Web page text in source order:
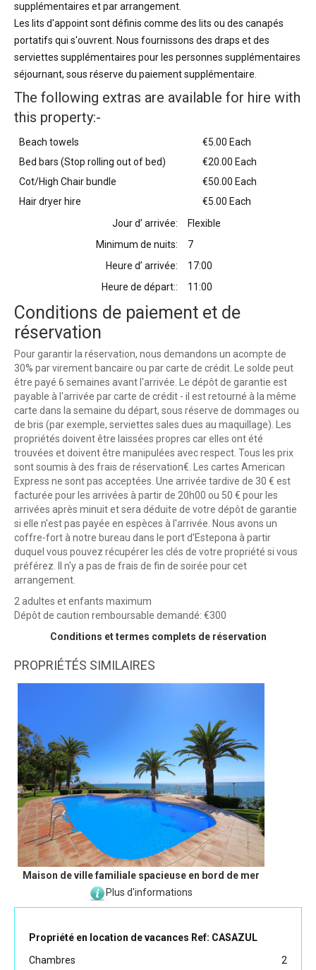
supplémentaires et par arrangement.
Les lits d'appoint sont définis comme des lits ou des canapés
portatifs qui s'ouvrent. Nous fournissons des draps et des
serviettes supplémentaires pour les personnes supplémentaires
séjournant, sous réserve du paiement supplémentaire.
The following extras are available for hire with
this property:-
Beach towels
€5.00 Each
Bed bars (Stop rolling out of bed)
€20.00 Each
Cot/High Chair bundle
€50.00 Each
Hair dryer hire
€5.00 Each
Jour d’ arrivée:
Flexible
Minimum de nuits:
7
Heure d’ arrivée:
17:00
Heure de départ::
11:00
Conditions de paiement et de
réservation
Pour garantir la réservation, nous demandons un acompte de
30% par virement bancaire ou par carte de crédit. Le solde peut
être payé 6 semaines avant l'arrivée. Le dépôt de garantie est
payable à l'arrivée par carte de crédit - il est retourné à la même
carte dans la semaine du départ, sous réserve de dommages ou
de bris (par exemple, serviettes sales dues au maquillage). Les
propriétés doivent être laissées propres car elles ont été
trouvées et doivent être manipulées avec respect. Tous les prix
sont soumis à des frais de réservation€. Les cartes American
Express ne sont pas acceptées. Une arrivée tardive de 30 € est
facturée pour les arrivées à partir de 20h00 ou 50 € pour les
arrivées après minuit et sera déduite de votre dépôt de garantie
si elle n'est pas payée en espèces à l'arrivée. Nous avons un
coffre-fort à notre bureau dans le port d'Estepona à partir
duquel vous pouvez récupérer les clés de votre propriété si vous
préférez. Il n'y a pas de frais de fin de soirée pour cet
arrangement.
2 adultes et enfants maximum
Dépôt de caution remboursable demandé: €300
Conditions et termes complets de réservation
PROPRIÉTÉS SIMILAIRES
Maison de ville familiale spacieuse en bord de mer
Plus d'informations
Propriété en location de vacances Ref: CASAZUL
Chambres
2